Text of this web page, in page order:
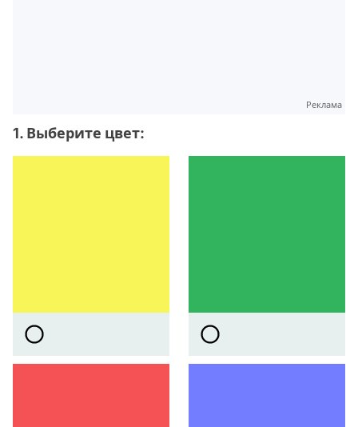
Реклама
1. Выберите цвет: